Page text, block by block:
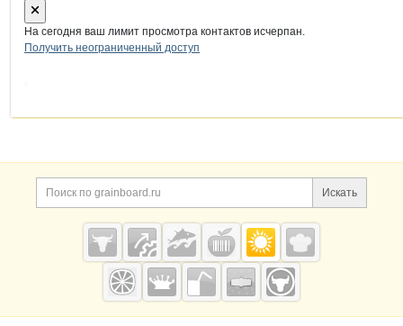
На сегодня ваш лимит просмотра контактов исчерпан.
Получить неограниченный доступ
Дополнительная информация
Поиск по сайту и
Искать
Cсылки на полезные проекты
Grainboard.ru
— зерно и
мука